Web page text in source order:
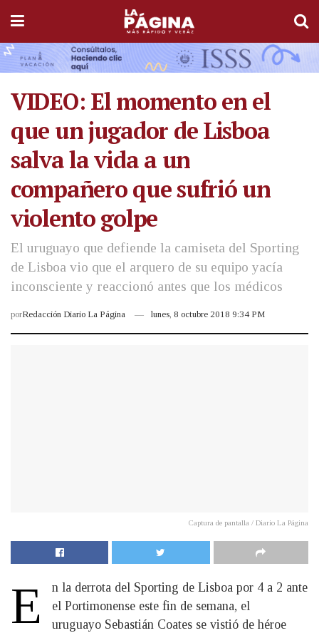
VIDEO: El momento en el
que un jugador de Lisboa
salva la vida a un
compañero que sufrió un
violento golpe
El uruguayo que defiende la camiseta del Sporting
de Lisboa vio que el arquero de su equipo yacía
inconsciente y reaccionó antes que los médicos
porRedacción Diario La Página lunes, 8 octubre 2018 9:34 PM
Captura de pantalla / Diario La Página
E
n la derrota del Sporting de Lisboa por 4 a 2 ante
el Portimonense este fin de semana, el
uruguayo Sebastián Coates se vistió de héroe